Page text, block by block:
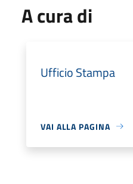
A cura di
Ufficio Stampa
VAI ALLA PAGINA